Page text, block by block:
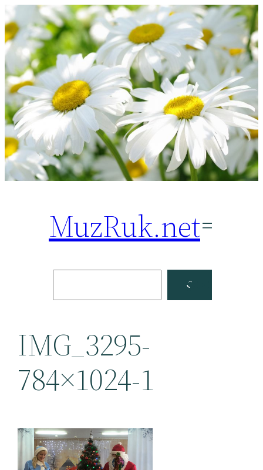
Перейти
к
содержимому
MuzRuk.net
Facebook
IMG_3295-
784×1024-1